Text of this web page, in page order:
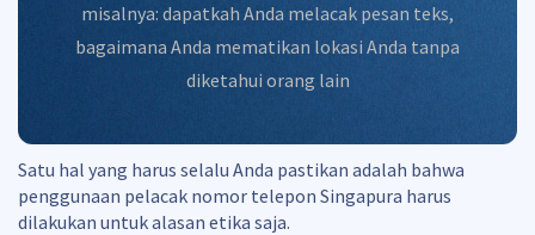
misalnya: dapatkah Anda melacak pesan teks,
bagaimana Anda mematikan lokasi Anda tanpa
diketahui orang lain
Satu hal yang harus selalu Anda pastikan adalah bahwa
penggunaan pelacak nomor telepon Singapura harus
dilakukan untuk alasan etika saja.